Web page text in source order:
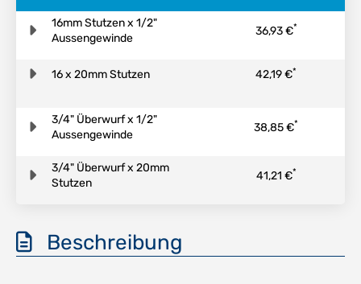
16mm Stutzen x 1/2"
Aussengewinde
36,93 €*
16 x 20mm Stutzen 42,19 €*
3/4" Überwurf x 1/2"
Aussengewinde
38,85 €*
3/4" Überwurf x 20mm
Stutzen
41,21 €*
Beschreibung